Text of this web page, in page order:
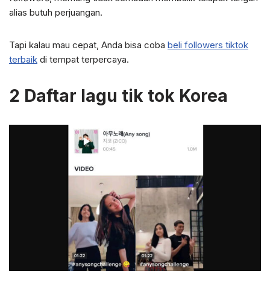
alias butuh perjuangan.
Tapi kalau mau cepat, Anda bisa coba beli followers tiktok
terbaik di tempat terpercaya.
2 Daftar lagu tik tok Korea